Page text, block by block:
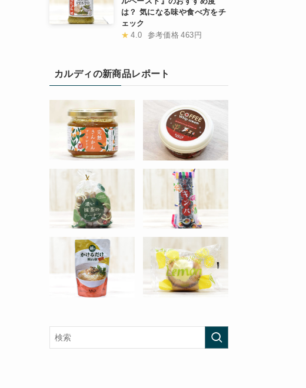
は？ 気になる味や食べ方をチ
ェック
★ 4.0 参考価格 463円
カルディの新商品レポート